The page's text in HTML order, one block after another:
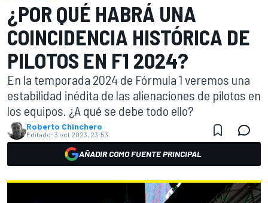
¿POR QUÉ HABRÁ UNA
COINCIDENCIA HISTÓRICA DE
PILOTOS EN F1 2024?
En la temporada 2024 de Fórmula 1 veremos una
estabilidad inédita de las alienaciones de pilotos en
los equipos. ¿A qué se debe todo ello?
Roberto Chinchero
Editado: 3 oct 2023, 23:53
AÑADIR COMO FUENTE PRINCIPAL